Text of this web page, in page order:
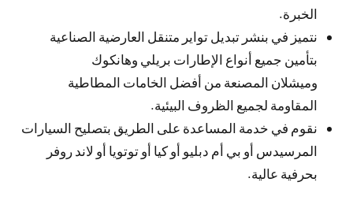
الخبرة.
نتميز في بنشر تبديل تواير متنقل العارضية الصناعية
بتأمين جميع أنواع الإطارات بريلي وهانكوك
وميشلان المصنعة من أفضل الخامات المطاطية
المقاومة لجميع الظروف البيئية.
نقوم في خدمة المساعدة على الطريق بتصليح السيارات
المرسيدس أو بي أم دبليو أو كيا أو توتويا أو لاند روفر
بحرفية عالية.